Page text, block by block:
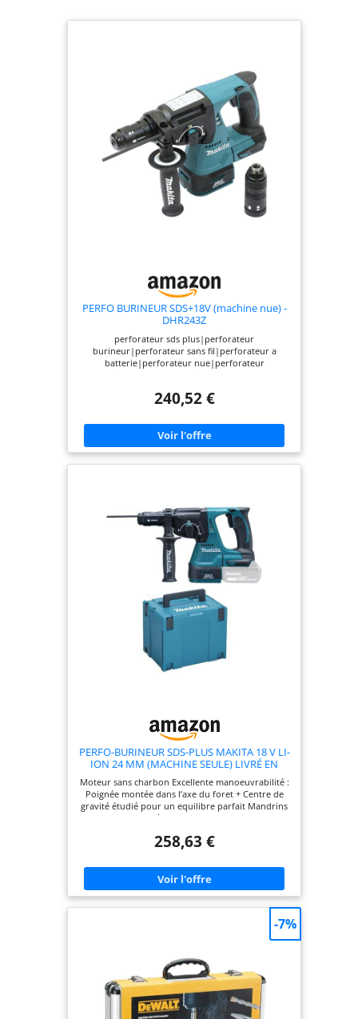
PERFO BURINEUR SDS+18V (machine nue) -
DHR243Z
perforateur sds plus|perforateur
burineur|perforateur sans fil|perforateur a
batterie|perforateur nue|perforateur
240,52 €
PERFO-BURINEUR SDS-PLUS MAKITA 18 V LI-
ION 24 MM (MACHINE SEULE) LIVRÉ EN
COFFRET MAKPAC - DHR243ZJ
Moteur sans charbon Excellente manoeuvrabilité :
Poignée montée dans l’axe du foret + Centre de
gravité étudié pour un equilibre parfait Mandrins
interchangeables à verrouillage rapide (SDS-Plus
moteur ainsi que l’utilisateur en cas de blocage
nouvelles technologies
258,63 €
-7%